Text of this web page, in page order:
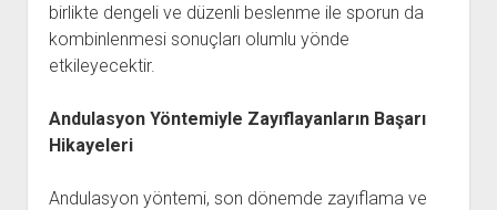
birlikte dengeli ve düzenli beslenme ile sporun da
kombinlenmesi sonuçları olumlu yönde
etkileyecektir.
Andulasyon Yöntemiyle Zayıflayanların Başarı
Hikayeleri
Andulasyon yöntemi, son dönemde zayıflama ve